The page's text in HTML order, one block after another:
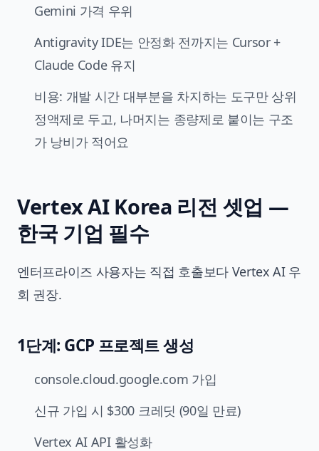
Gemini 가격 우위
Antigravity IDE는 안정화 전까지는 Cursor +
Claude Code 유지
비용: 개발 시간 대부분을 차지하는 도구만 상위
정액제로 두고, 나머지는 종량제로 붙이는 구조
가 낭비가 적어요
Vertex AI Korea 리전 셋업 —
한국 기업 필수
엔터프라이즈 사용자는 직접 호출보다 Vertex AI 우
회 권장.
1단계: GCP 프로젝트 생성
console.cloud.google.com 가입
신규 가입 시 $300 크레딧 (90일 만료)
Vertex AI API 활성화